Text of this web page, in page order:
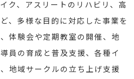
ク、アスリートのリハビリ、高
、多様な目的に対応した事業を
体験会や定期教室の開催、地
員の育成と普及支援、各種イ
地域サークルの立ち上げ支援